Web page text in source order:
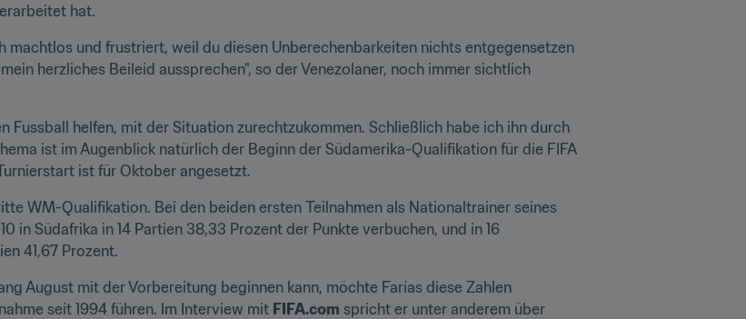
hat.
machtlos und frustriert, weil du diesen Unberechenbarkeiten nichts entgegensetzen
herzliches Beileid aussprechen", so der Venezolaner, noch immer sichtlich
Fussball helfen, mit der Situation zurechtzukommen. Schließlich habe ich ihn durch
ist im Augenblick natürlich der Beginn der Südamerika-Qualifikation für die FIFA
ist für Oktober angesetzt.
WM-Qualifikation. Bei den beiden ersten Teilnahmen als Nationaltrainer seines
in Südafrika in 14 Partien 38,33 Prozent der Punkte verbuchen, und in 16
41,67 Prozent.
August mit der Vorbereitung beginnen kann, möchte Farías diese Zahlen
seit 1994 führen. Im Interview mit FIFA.com spricht er unter anderem über